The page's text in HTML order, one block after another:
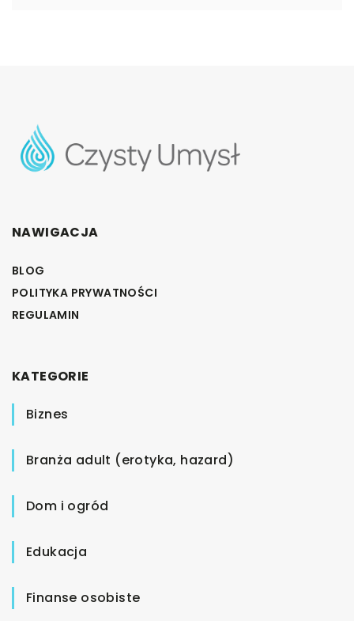
NAWIGACJA
BLOG
POLITYKA PRYWATNOŚCI
REGULAMIN
KATEGORIE
Biznes
Branża adult (erotyka, hazard)
Dom i ogród
Edukacja
Finanse osobiste